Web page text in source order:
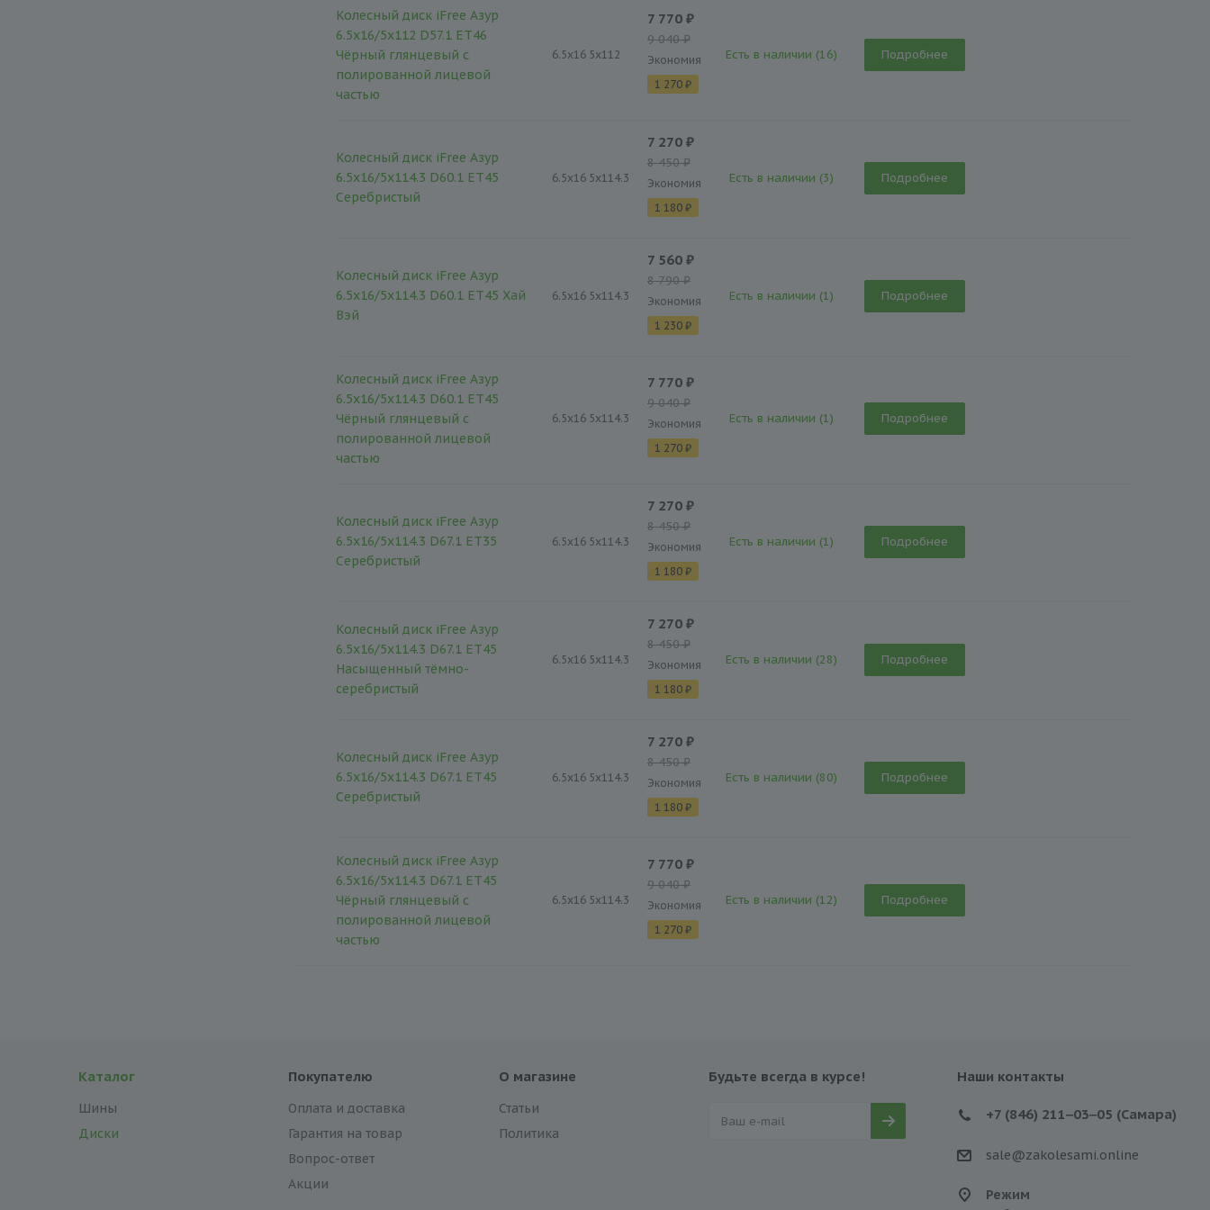
Колесный диск iFree Азур
6.5x16/5x112 D57.1 ET46
Чёрный глянцевый с
полированной лицевой
частью
6.5x16 5x112
7 770 ₽
9 040 ₽
Экономия
1 270 ₽
Есть в наличии (16) Подробнее
Колесный диск iFree Азур
6.5x16/5x114.3 D60.1 ET45
Серебристый
6.5x16 5x114.3
7 270 ₽
8 450 ₽
Экономия
1 180 ₽
Есть в наличии (3) Подробнее
Колесный диск iFree Азур
6.5x16/5x114.3 D60.1 ET45 Хай
Вэй
6.5x16 5x114.3
7 560 ₽
8 790 ₽
Экономия
1 230 ₽
Есть в наличии (1) Подробнее
Колесный диск iFree Азур
6.5x16/5x114.3 D60.1 ET45
Чёрный глянцевый с
полированной лицевой
частью
6.5x16 5x114.3
7 770 ₽
9 040 ₽
Экономия
1 270 ₽
Есть в наличии (1) Подробнее
Колесный диск iFree Азур
6.5x16/5x114.3 D67.1 ET35
Серебристый
6.5x16 5x114.3
7 270 ₽
8 450 ₽
Экономия
1 180 ₽
Есть в наличии (1) Подробнее
Колесный диск iFree Азур
6.5x16/5x114.3 D67.1 ET45
Насыщенный тёмно-
серебристый
6.5x16 5x114.3
7 270 ₽
8 450 ₽
Экономия
1 180 ₽
Есть в наличии (28) Подробнее
Колесный диск iFree Азур
6.5x16/5x114.3 D67.1 ET45
Серебристый
6.5x16 5x114.3
7 270 ₽
8 450 ₽
Экономия
1 180 ₽
Есть в наличии (80) Подробнее
Колесный диск iFree Азур
6.5x16/5x114.3 D67.1 ET45
Чёрный глянцевый с
полированной лицевой
частью
6.5x16 5x114.3
7 770 ₽
9 040 ₽
Экономия
1 270 ₽
Есть в наличии (12) Подробнее
Каталог
Шины
Диски
Покупателю
Оплата и доставка
Гарантия на товар
Вопрос-ответ
Акции
О магазине
Статьи
Политика
Будьте всегда в курсе! Наши контакты
+7 (846) 211‒03‒05 (Самара)
sale@zakolesami.online
Режим